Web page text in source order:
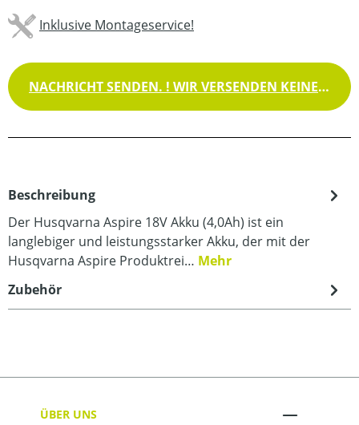
Inklusive Montageservice!
NACHRICHT SENDEN. ! WIR VERSENDEN KEINE WAREN !
Beschreibung
Der Husqvarna Aspire 18V Akku (4,0Ah) ist ein
langlebiger und leistungsstarker Akku, der mit der
Husqvarna Aspire Produktrei… Mehr
Zubehör
ÜBER UNS